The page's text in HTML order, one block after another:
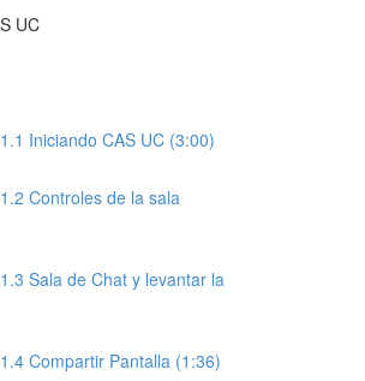
UC
Iniciando CAS UC (3:00)
Controles de la sala
Sala de Chat y levantar la
Compartir Pantalla (1:36)